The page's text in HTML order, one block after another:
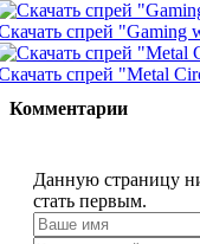
спрей "Gaming
спрей "Metal
Комментарии
Данную страницу
стать первым.